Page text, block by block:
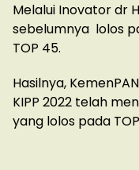
Melalui Inovator dr
sebelumnya lolos
TOP 45.
Hasilnya,
KIPP 2022 telah
yang lolos pada